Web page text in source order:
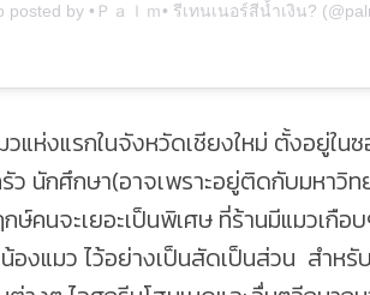
posted by •Ｐａｌｍ• รีเทนเนอร์สีน้ำเงิน?
วแห่งแรกในจังหวัดเชียงใหม่ ตั้งอยู่ใ
ว นักศึกษา(อาจเพราะอยู่ติดกับมหาวิ
ษ์คนจะเยอะเป็นพิเศษ ที่ร้านมีแมวเกื
องแมว ไว้อย่างเป็นสัดเป็นส่วน สำห